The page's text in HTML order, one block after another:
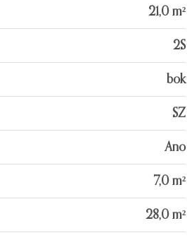
21,0 m²
2S
bok
SZ
Ano
7,0 m²
28,0 m²